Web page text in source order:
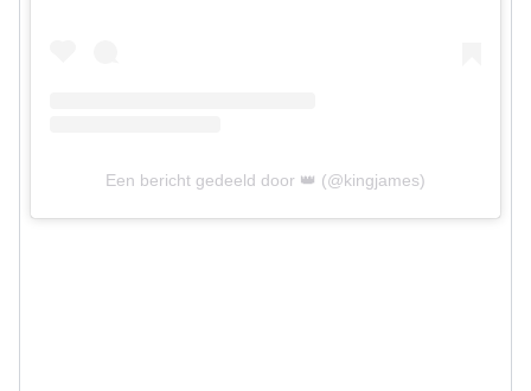
Een bericht gedeeld door 👑 (@kingjames)